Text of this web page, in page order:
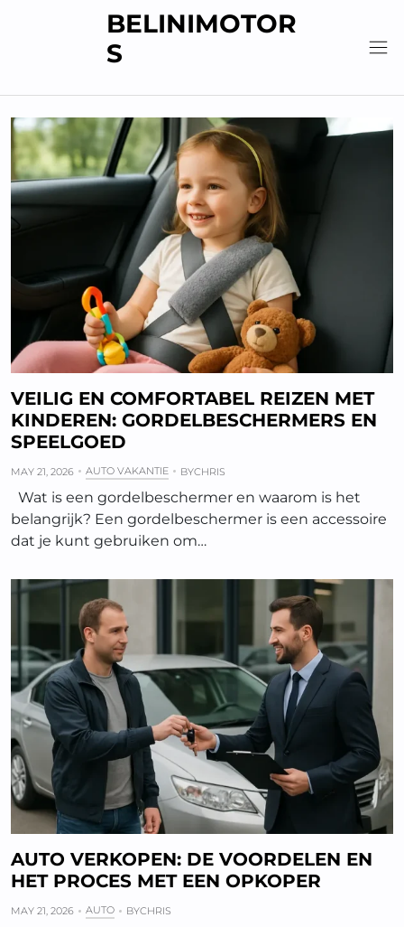
BELINIMOTOR
S
VEILIG EN COMFORTABEL REIZEN MET
KINDEREN: GORDELBESCHERMERS EN
SPEELGOED
MAY 21, 2026 AUTO VAKANTIE BYCHRIS
Wat is een gordelbeschermer en waarom is het
belangrijk? Een gordelbeschermer is een accessoire
dat je kunt gebruiken om…
AUTO VERKOPEN: DE VOORDELEN EN
HET PROCES MET EEN OPKOPER
MAY 21, 2026 AUTO BYCHRIS